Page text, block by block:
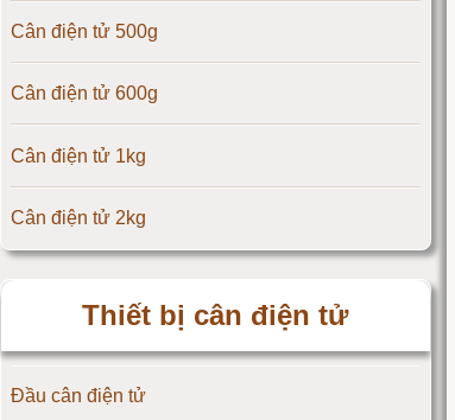
Cân điện tử CAS Hàn Quốc
Cân điện tử Yaohua
Cân điện tử Amcells
Đầu cân điện tử Flintec
Cân điện tử 500g
Cân điện tử 600g
Cân điện tử 1kg
Cân điện tử 2kg
Cân điện tử 10kg
Thiết bị cân điện tử
Đầu cân điện tử